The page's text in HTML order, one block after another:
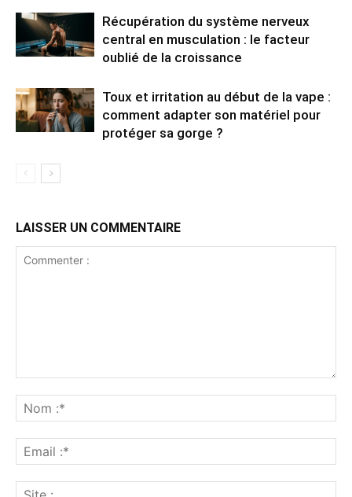
Récupération du système nerveux
central en musculation : le facteur
oublié de la croissance
Toux et irritation au début de la vape :
comment adapter son matériel pour
protéger sa gorge ?
LAISSER UN COMMENTAIRE